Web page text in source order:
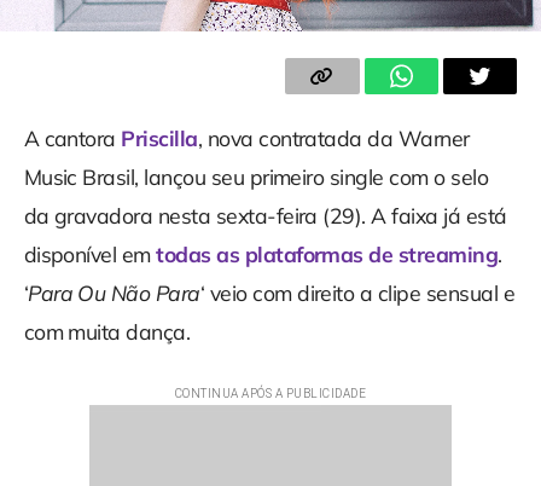
A cantora Priscilla, nova contratada da Warner
Music Brasil, lançou seu primeiro single com o selo
da gravadora nesta sexta-feira (29). A faixa já está
disponível emtodas as plataformas de streaming.
‘Para Ou Não Para‘ veio com direito a clipe sensual e
com muita dança.